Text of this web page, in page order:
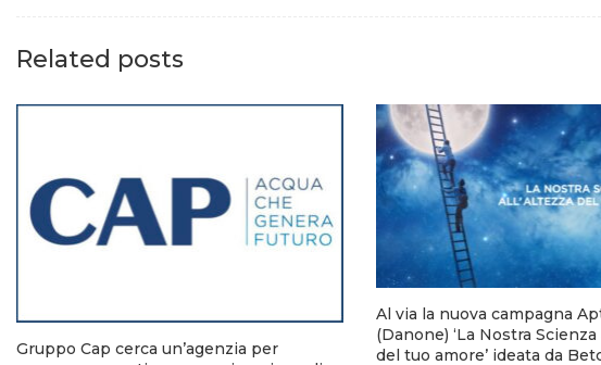
Related posts
Gruppo Cap cerca un’agenzia per
Al via la nuova campagna
(Danone) ‘La Nostra Scienza
del tuo amore’ ideata da